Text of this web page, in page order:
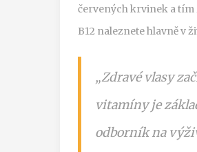
červených krvinek a tím
B12 naleznete hlavně v
„Zdravé vlasy
vitamíny je
odborník na